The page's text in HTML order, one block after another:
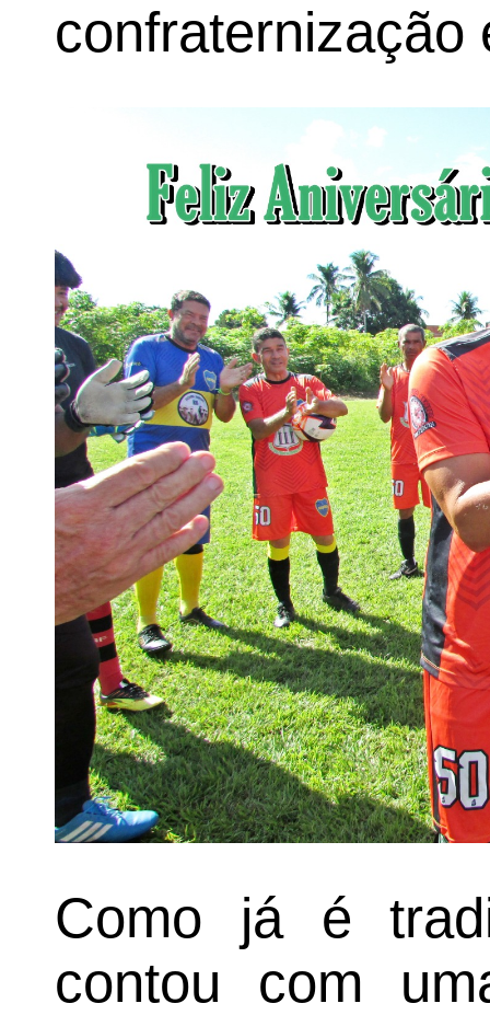
confraternização
Como já é
contou com